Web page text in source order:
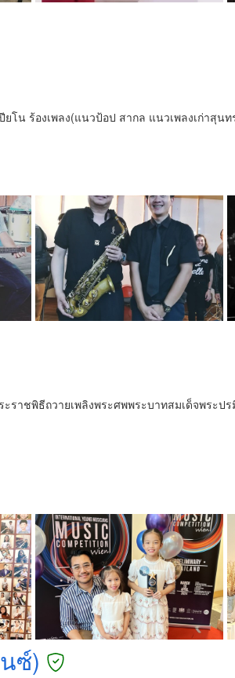
โน ร้องเพลง(แนวป้อป สากล แนวเพลงเก่าสุน
าชพิธีถวายเพลิงพระศพพระบาทสมเด็จพระป
ซ์)